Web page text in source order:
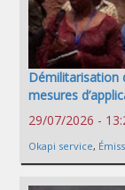
Démilitarisation
mesures
29/07/2026 -
Okapi service,